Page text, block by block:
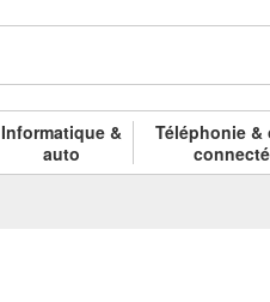
Informatique &
auto
Téléphonie &
connecté